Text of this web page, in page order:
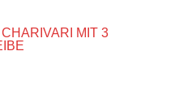
MIT 3 A